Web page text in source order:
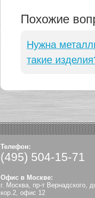
Похожие
Нужна
такие
Телефон:
(495) 504-15-71
Офис в Москве:
г. Москва, пр-т Вернадского,
кор.2, офис 12